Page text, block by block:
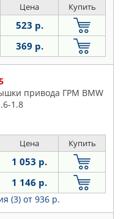
Цена Купить
523 р.
369 р.
привода ГРМ BMW
1.8
Цена Купить
1 053 р.
1 146 р.
(3) от 936 р.